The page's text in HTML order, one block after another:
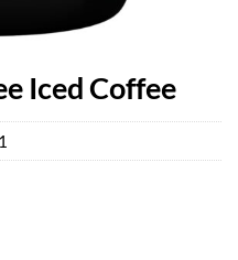
Iced Coffee